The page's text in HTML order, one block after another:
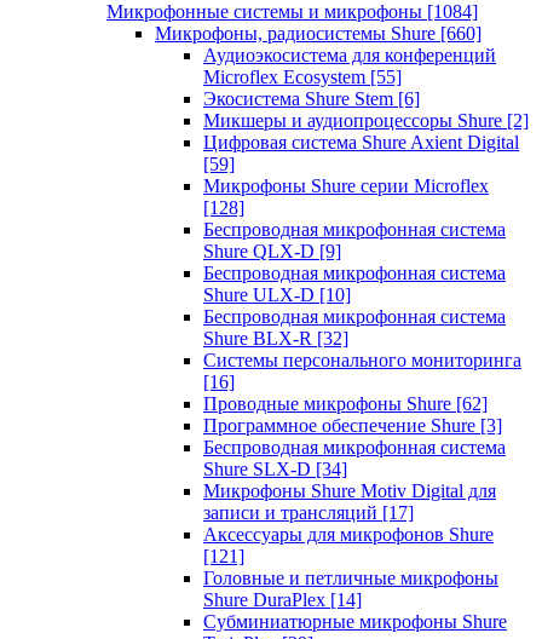
Микрофонные системы и микрофоны [1084]
Микрофоны, радиосистемы Shure [660]
Аудиоэкосистема для конференций
Microflex Ecosystem [55]
Экосистема Shure Stem [6]
Микшеры и аудиопроцессоры Shure [2]
Цифровая система Shure Axient Digital
[59]
Микрофоны Shure серии Microflex
[128]
Беспроводная микрофонная система
Shure QLX-D [9]
Беспроводная микрофонная система
Shure ULX-D [10]
Беспроводная микрофонная система
Shure BLX-R [32]
Системы персонального мониторинга
[16]
Проводные микрофоны Shure [62]
Программное обеспечение Shure [3]
Беспроводная микрофонная система
Shure SLX-D [34]
Микрофоны Shure Motiv Digital для
записи и трансляций [17]
Аксессуары для микрофонов Shure
[121]
Головные и петличные микрофоны
Shure DuraPlex [14]
Субминиатюрные микрофоны Shure